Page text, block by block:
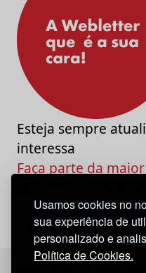
Usamos cookies no
sua experiência de
personalizado e
Política de Cookies.
Esteja sempre
interessa
Faça parte da